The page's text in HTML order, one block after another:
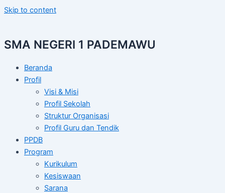
Skip to content
SMA NEGERI 1 PADEMAWU
Beranda
Profil
Visi & Misi
Profil Sekolah
Struktur Organisasi
Profil Guru dan Tendik
PPDB
Program
Kurikulum
Kesiswaan
Sarana